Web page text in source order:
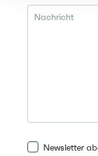
Newsletter